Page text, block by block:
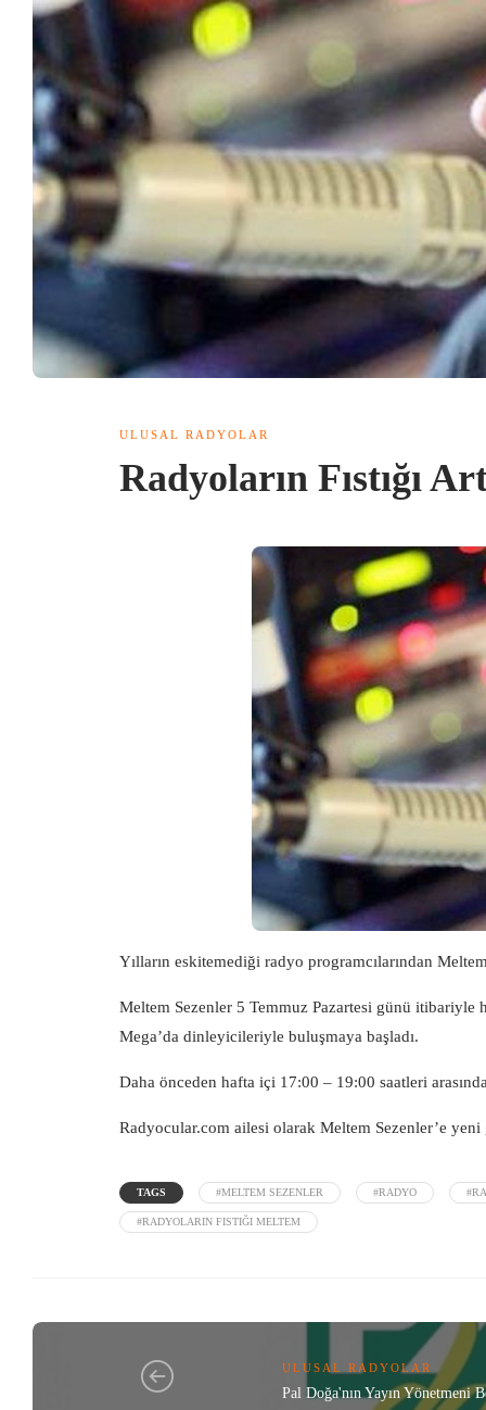
ULUSAL RADYOLAR
Radyoların Fıstığı
Yılların eskitemediği radyo programcılarından
Meltem Sezenler 5 Temmuz Pazartesi günü itibariyle
Mega’da dinleyicileriyle buluşmaya başladı.
Daha önceden hafta içi 17:00 – 19:00 saatleri
Radyocular.com ailesi olarak Meltem Sezenler’e
TAGS #MELTEM SEZENLER #RADYO
#RADYOLARIN FISTIĞI MELTEM
ULUSAL RADYOLAR
Pal Doğa'nın Yayın Yönetmeni